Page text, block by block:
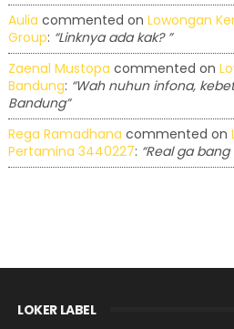
Aulia commented on Lowongan
Group: “Linknya ada kak? ”
Zaenal Mustopa commented on
Bandung: “Wah nuhun infona,
Bandung”
Rega Ramadhana commented on
Pertamina 3440227: “Real ga
LOKER LABEL